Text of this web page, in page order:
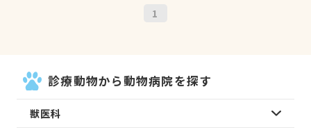
1
診療動物から動物病院を探す
獣医科